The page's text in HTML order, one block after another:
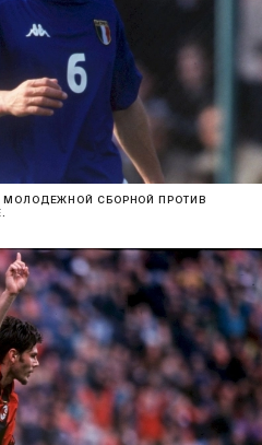
МОЛОДЕЖНОЙ СБОРНОЙ ПРОТИВ